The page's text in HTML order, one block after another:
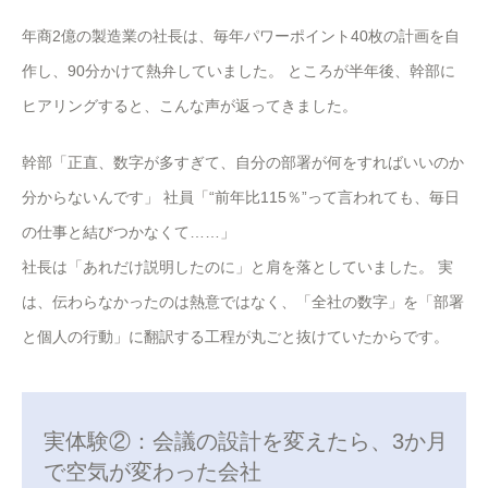
年商2億の製造業の社長は、毎年パワーポイント40枚の計画を自
作し、90分かけて熱弁していました。 ところが半年後、幹部に
ヒアリングすると、こんな声が返ってきました。
幹部「正直、数字が多すぎて、自分の部署が何をすればいいのか
分からないんです」 社員「“前年比115％”って言われても、毎日
の仕事と結びつかなくて……」
社長は「あれだけ説明したのに」と肩を落としていました。 実
は、伝わらなかったのは熱意ではなく、「全社の数字」を「部署
と個人の行動」に翻訳する工程が丸ごと抜けていたからです。
実体験②：会議の設計を変えたら、3か月
で空気が変わった会社